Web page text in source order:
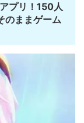
プリ！150人
のままゲーム